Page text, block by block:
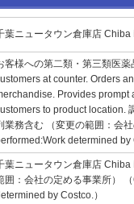
葉ニュータウン倉庫店
客様への第二類・第三類医
at counter. Orders
Provides prompt
to product location.
業務含む （変更の範囲：会
determined by
葉ニュータウン倉庫店
囲：会社の定める事業所）
by Costco.）